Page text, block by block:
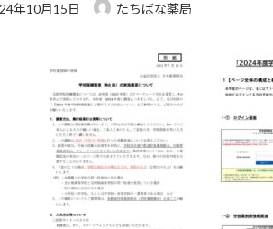
年10月15日 たちばな薬局